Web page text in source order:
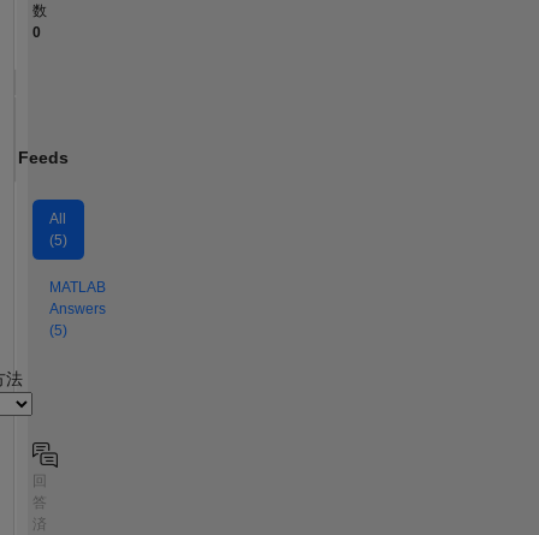
数
0
Feeds
All
(5)
MATLAB
Answers
(5)
法
回
答
済